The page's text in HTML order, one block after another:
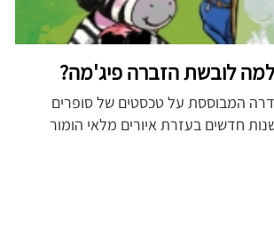
לובשת הזברה פיג'מה?
המבוססת על טכסטים של סופרים
חדשים בעזרת איורים מלאי הומור